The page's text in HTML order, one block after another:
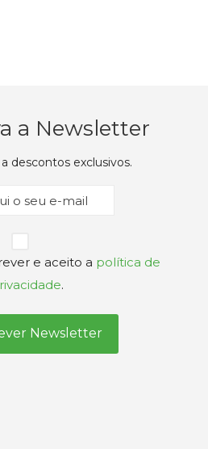
a Newsletter
descontos exclusivos.
Email
(Obrigatório)
e aceito a política de
.